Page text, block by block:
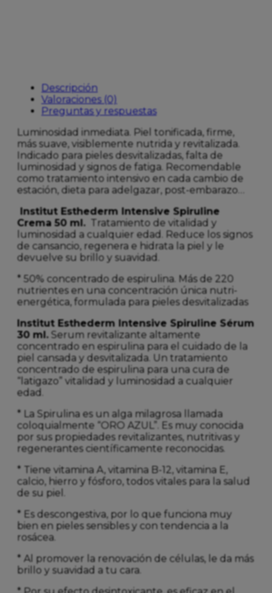
Descripción
Valoraciones (0)
Preguntas y respuestas
Luminosidad inmediata. Piel tonificada, firme,
más suave, visiblemente nutrida y revitalizada.
Indicado para pieles desvitalizadas, falta de
luminosidad y signos de fatiga. Recomendable
como tratamiento intensivo en cada cambio de
estación, dieta para adelgazar, post-embarazo…
Institut Esthederm Intensive Spiruline
Crema 50 ml. Tratamiento de vitalidad y
luminosidad a cualquier edad. Reduce los signos
de cansancio, regenera e hidrata la piel y le
devuelve su brillo y suavidad.
* 50% concentrado de espirulina. Más de 220
nutrientes en una concentración única nutri-
energética, formulada para pieles desvitalizadas
Institut Esthederm Intensive Spiruline Sérum
30 ml. Serum revitalizante altamente
concentrado en espirulina para el cuidado de la
piel cansada y desvitalizada. Un tratamiento
concentrado de espirulina para una cura de
“latigazo” vitalidad y luminosidad a cualquier
edad.
* La Spirulina es un alga milagrosa llamada
coloquialmente “ORO AZUL”. Es muy conocida
por sus propiedades revitalizantes, nutritivas y
regenerantes científicamente reconocidas.
* Tiene vitamina A, vitamina B-12, vitamina E,
calcio, hierro y fósforo, todos vitales para la salud
de su piel.
* Es descongestiva, por lo que funciona muy
bien en pieles sensibles y con tendencia a la
rosácea.
* Al promover la renovación de células, le da más
brillo y suavidad a tu cara.